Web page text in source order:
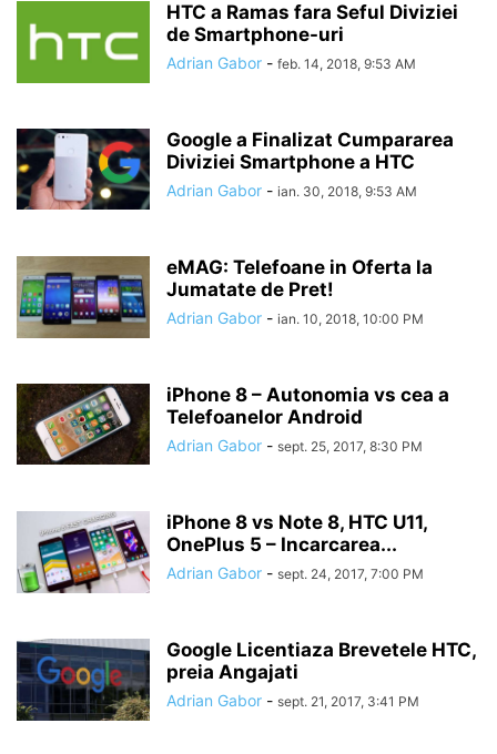
HTC a Ramas fara Seful Diviziei
de Smartphone-uri
Adrian Gabor - feb. 14, 2018, 9:53 AM
Google a Finalizat Cumpararea
Diviziei Smartphone a HTC
Adrian Gabor - ian. 30, 2018, 9:53 AM
eMAG: Telefoane in Oferta la
Jumatate de Pret!
Adrian Gabor - ian. 10, 2018, 10:00 PM
iPhone 8 – Autonomia vs cea a
Telefoanelor Android
Adrian Gabor - sept. 25, 2017, 8:30 PM
iPhone 8 vs Note 8, HTC U11,
OnePlus 5 – Incarcarea...
Adrian Gabor - sept. 24, 2017, 7:00 PM
Google Licentiaza Brevetele HTC,
preia Angajati
Adrian Gabor - sept. 21, 2017, 3:41 PM